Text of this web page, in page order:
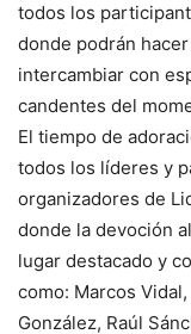
todos los
donde podrán
intercambiar con
candentes del
El tiempo de
todos los líderes y
organizadores de
donde la devoción
lugar destacado y
como: Marcos
González, Raúl